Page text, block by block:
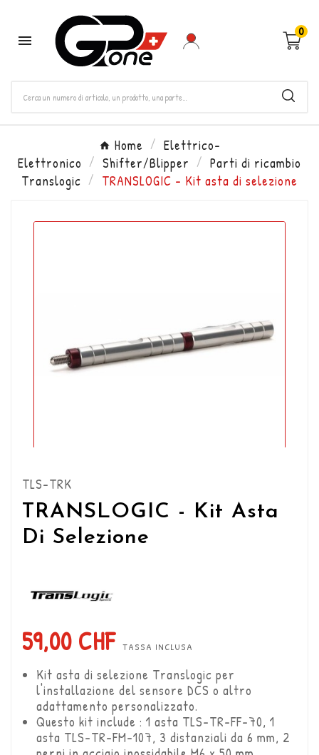

0
Home
Elettrico-
Elettronico
Shifter/Blipper
Parti di ricambio
Translogic
TRANSLOGIC - Kit asta di selezione
TLS-TRK
TRANSLOGIC - Kit Asta
Di Selezione
59,00 CHF TASSA INCLUSA
Kit asta di selezione Translogic per
l'installazione del sensore DCS o altro
adattamento personalizzato.
Questo kit include : 1 asta TLS-TR-FF-70, 1
asta TLS-TR-FM-107, 3 distanziali da 6 mm, 2